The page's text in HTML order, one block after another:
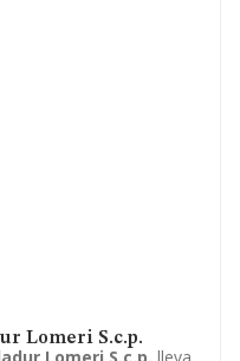
Lomeri S.c.p.